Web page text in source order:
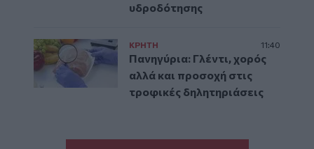
υδροδότησης
ΚΡΗΤΗ 11:40
Πανηγύρια: Γλέντι, χορός
αλλά και προσοχή στις
τροφικές δηλητηριάσεις